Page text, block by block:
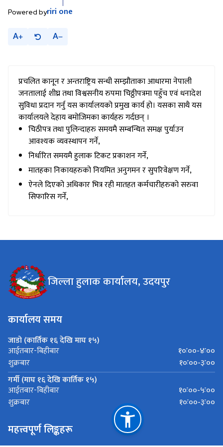
Powered byriri one
A A
प्रचलित कानून र अन्तराष्ट्रिय सन्धी सम्झौताका आधारमा नेपाली
जनतालाई शीघ्र तथा विश्वसनीय रुपमा चिठ्ठीपत्रमा पहुँच एवं धनादेश
सुविधा प्रदान गर्नु यस कार्यालयको प्रमुख कार्य हो। यसका साथै यस
कार्यालयले देहाय बमोजिमका कार्यहरु गर्दछन् ।
चिठीपत्र तथा पुलिन्दाहरु समयमै सम्बन्धित समक्ष पुर्याउन
आवश्यक व्यवस्थापन गर्ने,
निर्धारित समयमै हुलाक टिकट प्रकाशन गर्ने,
मातहका निकायहरुको नियमित अनुगमन र सुपरिवेक्षण गर्ने,
ऐनले दिएको अधिकार भित्र रही मातहत कर्मचारीहरुको सरुवा
सिफारिस गर्ने,
जिल्ला हुलाक कार्यालय, उदयपुर
कार्यालय समय
जाडो (कार्तिक १६ देखि माघ १५)
आईतबार-बिहीबार
१०ः००-४ः००
शुक्रबार
१०ः००-३ः००
गर्मी (माघ १६ देखि कार्तिक १५)
आईतबार-बिहीबार
१०ः००-५ः००
शुक्रबार
१०ः००-३ः००
महत्त्वपूर्ण लिङ्कहरू